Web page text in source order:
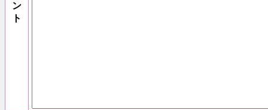
ン
ト